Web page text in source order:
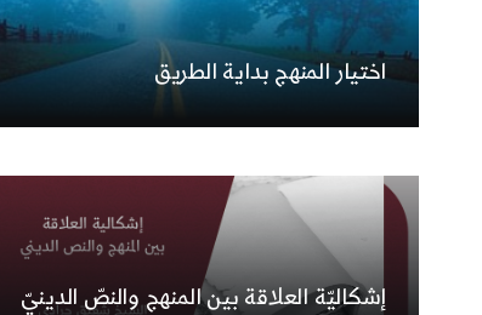
اختيار المنهج بداية الطريق
إشكاليّة العلاقة بين المنهج والنصّ الدينيّ